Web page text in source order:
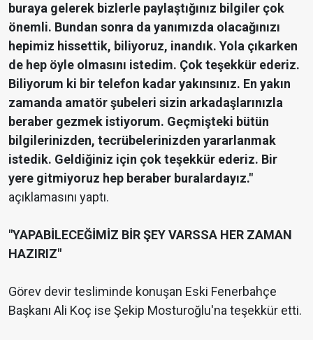
buraya gelerek bizlerle paylaştığınız bilgiler çok
önemli. Bundan sonra da yanımızda olacağınızı
hepimiz hissettik, biliyoruz, inandık. Yola çıkarken
de hep öyle olmasını istedim. Çok teşekkür ederiz.
Biliyorum ki bir telefon kadar yakınsınız. En yakın
zamanda amatör şubeleri sizin arkadaşlarınızla
beraber gezmek istiyorum. Geçmişteki bütün
bilgilerinizden, tecrübelerinizden yararlanmak
istedik. Geldiğiniz için çok teşekkür ederiz. Bir
yere gitmiyoruz hep beraber buralardayız."
açıklamasını yaptı.
"YAPABİLECEĞİMİZ BİR ŞEY VARSSA HER ZAMAN
HAZIRIZ"
Görev devir tesliminde konuşan Eski Fenerbahçe
Başkanı Ali Koç ise Şekip Mosturoğlu'na teşekkür etti.